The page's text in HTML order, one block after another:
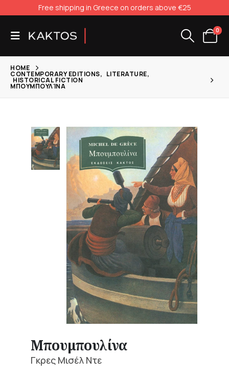
Free shipping in Greece on orders above €25
0
HOME
CONTEMPORARY EDITIONS, LITERATURE,
HISTORICAL FICTION
ΜΠΟΥΜΠΟΥΛΊΝΑ
Μπουμπουλίνα
Γκρες Μισέλ Ντε